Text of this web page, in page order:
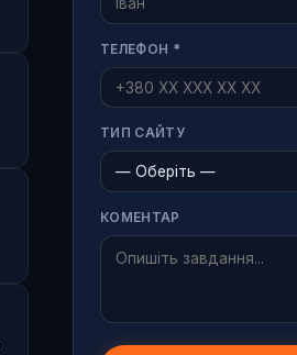
ТЕЛЕФОН *
ТИП САЙТУ
КОМЕНТАР